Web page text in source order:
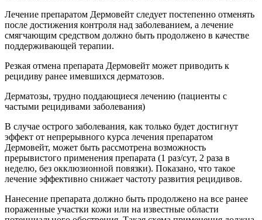
Лечение препаратом Дермовейт следует постепенно отменять
после достижения контроля над заболеванием, а лечение
смягчающим средством должно быть продолжено в качестве
поддерживающей терапии.
Резкая отмена препарата Дермовейт может приводить к
рецидиву ранее имевшихся дерматозов.
Дерматозы, трудно поддающиеся лечению (пациенты с
частыми рецидивами заболевания)
В случае острого заболевания, как только будет достигнут
эффект от непрерывного курса лечения препаратом
Дермовейт, может быть рассмотрена возможность
прерывистого применения препарата (1 раз/сут, 2 раза в
неделю, без окклюзионной повязки). Показано, что такое
лечение эффективно снижает частоту развития рецидивов.
Нанесение препарата должно быть продолжено на все ранее
пораженные участки кожи или на известные области